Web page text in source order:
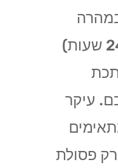
(לרוב בפחות מ 24 שעות)
עיקר
רק פסולת